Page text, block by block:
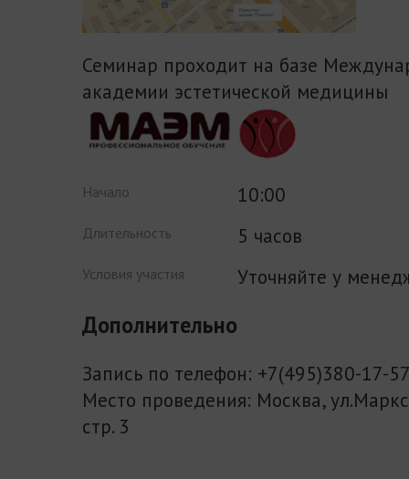
Семинар проходит на базе
академии эстетической медицины
Начало 10:00
Длительность 5 часов
Условия участия Уточняйте у
Дополнительно
Запись по телефон: +7(495)380-17-
Место проведения: Москва,
стр. 3